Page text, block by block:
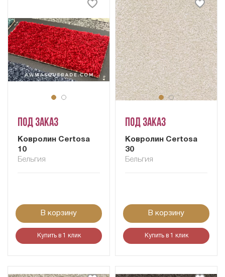
Под заказ
Ковролин Certosa
10
Бельгия
В корзину
Купить в 1 клик
Под заказ
Ковролин Certosa
30
Бельгия
В корзину
Купить в 1 клик